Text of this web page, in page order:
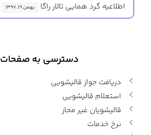
اطلاعیه گرد همایی تالار راگا بهمن ۱۹, ۱۳۹۷
دسترسی به صفحات
دریافت جواز قالیشویی
استعلام قالیشویی
قالیشویان غیر مجاز
نرخ خدمات